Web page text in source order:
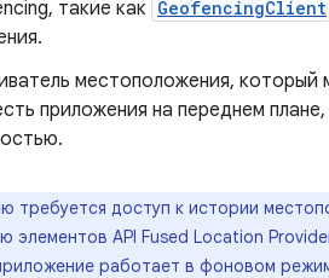
такие как GeofencingClient
местоположения, который
приложения на переднем
требуется доступ к истории
элементов API Fused Location
работает в фоновом